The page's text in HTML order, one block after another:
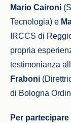
Mario Caironi
Tecnologia) e
IRCCS di
propria
testimonianza
Fraboni
di Bologna
Per partecipare